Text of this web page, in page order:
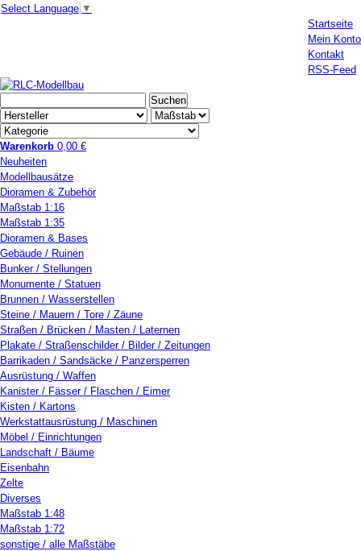
Select Language ▼
Startseite
Mein Konto
Kontakt
RSS-Feed
Warenkorb 0,00 €
Neuheiten
Modellbausätze
Dioramen & Zubehör
Maßstab 1:16
Maßstab 1:35
Dioramen & Bases
Gebäude / Ruinen
Bunker / Stellungen
Monumente / Statuen
Brunnen / Wasserstellen
Steine / Mauern / Tore / Zäune
Straßen / Brücken / Masten / Laternen
Plakate / Straßenschilder / Bilder / Zeitungen
Barrikaden / Sandsäcke / Panzersperren
Ausrüstung / Waffen
Kanister / Fässer / Flaschen / Eimer
Kisten / Kartons
Werkstattausrüstung / Maschinen
Möbel / Einrichtungen
Landschaft / Bäume
Eisenbahn
Zelte
Diverses
Maßstab 1:48
Maßstab 1:72
sonstige / alle Maßstäbe